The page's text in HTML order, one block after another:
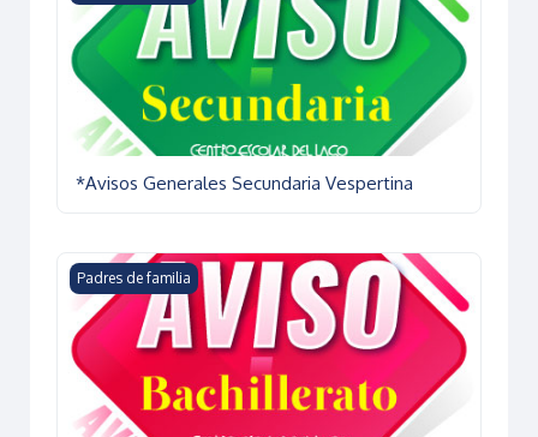
*Avisos Generales Secundaria Vespertina
*Avisos Generales CCH Vespertino
Padres de familia